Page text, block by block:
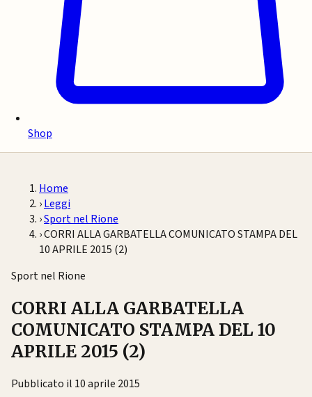
Shop
Home
›Leggi
›Sport nel Rione
›CORRI ALLA GARBATELLA COMUNICATO STAMPA DEL
10 APRILE 2015 (2)
Sport nel Rione
CORRI ALLA GARBATELLA
COMUNICATO STAMPA DEL 10
APRILE 2015 (2)
Pubblicato il 10 aprile 2015